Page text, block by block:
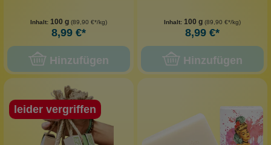
Inhalt: 100 g (89,90 €*/kg)
8,99 €*
Hinzufügen
Inhalt: 100 g (89,90 €*/kg)
8,99 €*
Hinzufügen
leider vergriffen